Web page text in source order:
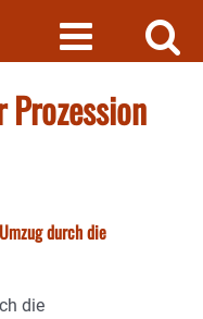
Prozession
durch die
die